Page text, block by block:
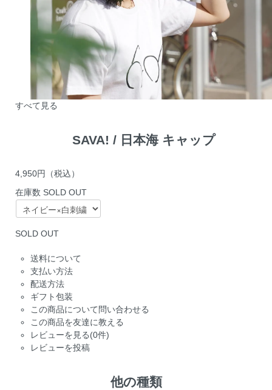
すべて見る
SAVA! / 日本海 キャップ
4,950円
（税込）
在庫数 SOLD OUT
SOLD OUT
送料について
支払い方法
配送方法
ギフト包装
この商品について問い合わせる
この商品を友達に教える
レビューを見る(0件)
レビューを投稿
他の種類